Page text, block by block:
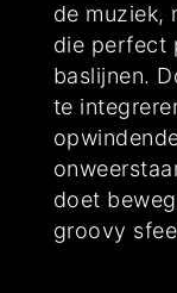
de muziek,
die perfect
baslijnen.
te
doet
groovy